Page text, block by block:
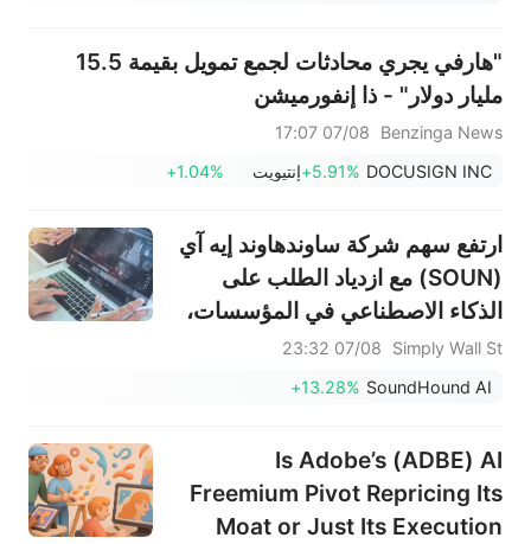
"هارفي يجري محادثات لجمع تمويل بقيمة 15.5
مليار دولار" - ذا إنفورميشن
Benzinga News
07/08 17:07
DOCUSIGN INC
+5.91%إنتيويت +1.04%
ارتفع سهم شركة ساوندهاوند إيه آي
(SOUN) مع ازدياد الطلب على
الذكاء الاصطناعي في المؤسسات،
مما عزز النمو.
Simply Wall St
07/08 23:32
SoundHound AI
+13.28%
Is Adobe’s (ADBE) AI
Freemium Pivot Repricing Its
Moat or Just Its Execution